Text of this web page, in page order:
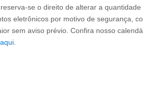
se o direito de alterar a
eletrônicos por motivo de segurança,
sem aviso prévio. Confira nosso